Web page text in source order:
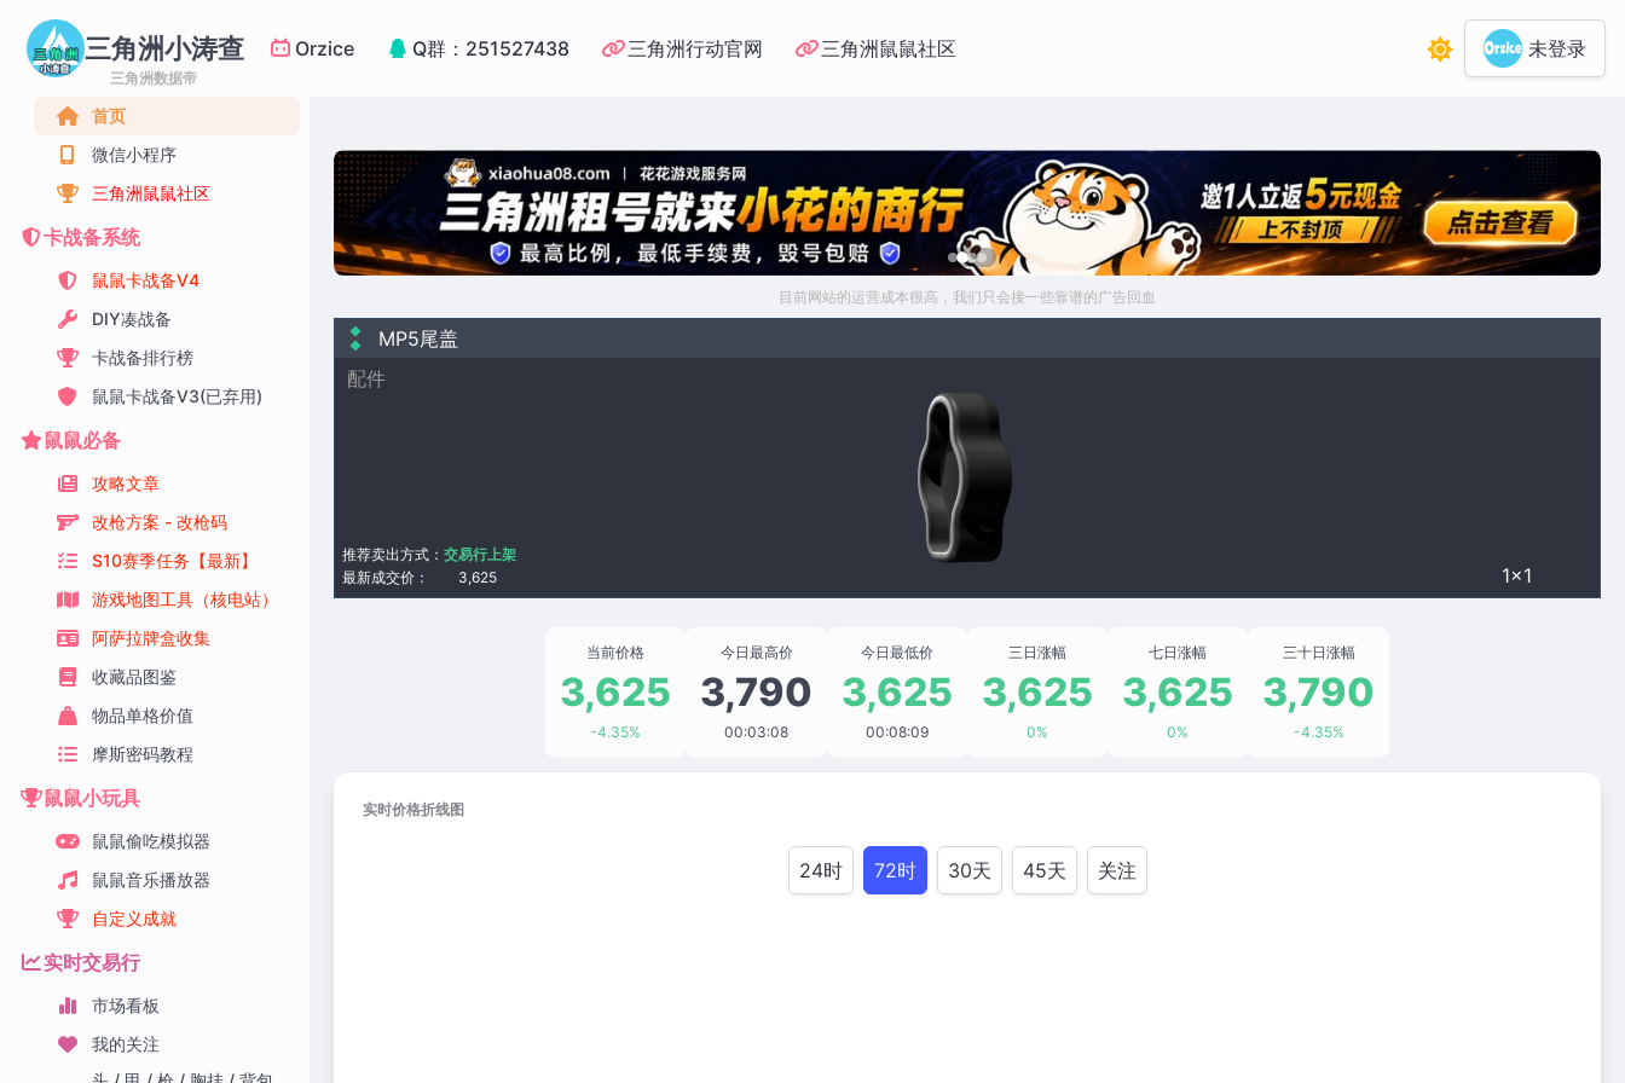
三角洲小涛查
三角洲数据帝
Orzice Q群：251527438 三角洲行动官网 三角洲鼠鼠社区 未登录
首页
微信小程序
三角洲鼠鼠社区
卡战备系统
鼠鼠卡战备V4
DIY凑战备
卡战备排行榜
鼠鼠卡战备V3(已弃用)
鼠鼠必备
攻略文章
改枪方案 - 改枪码
S10赛季任务【最新】
游戏地图工具（核电站）
阿萨拉牌盒收集
收藏品图鉴
物品单格价值
摩斯密码教程
鼠鼠小玩具
鼠鼠偷吃模拟器
鼠鼠音乐播放器
自定义成就
实时交易行
市场看板
我的关注
目前网站的运营成本很高，我们只会接一些靠谱的广告回血
MP5尾盖
配件
1×1
最新成交价： 3,625
推荐卖出方式： 交易行上架
当前价格
3,625
-4.35%
今日最高价
3,790
00:03:08
今日最低价
3,625
00:08:09
三日涨幅
3,625
0%
七日涨幅
3,625
0%
三十日涨幅
3,790
-4.35%
实时价格折线图
24时 72时 30天 45天 关注